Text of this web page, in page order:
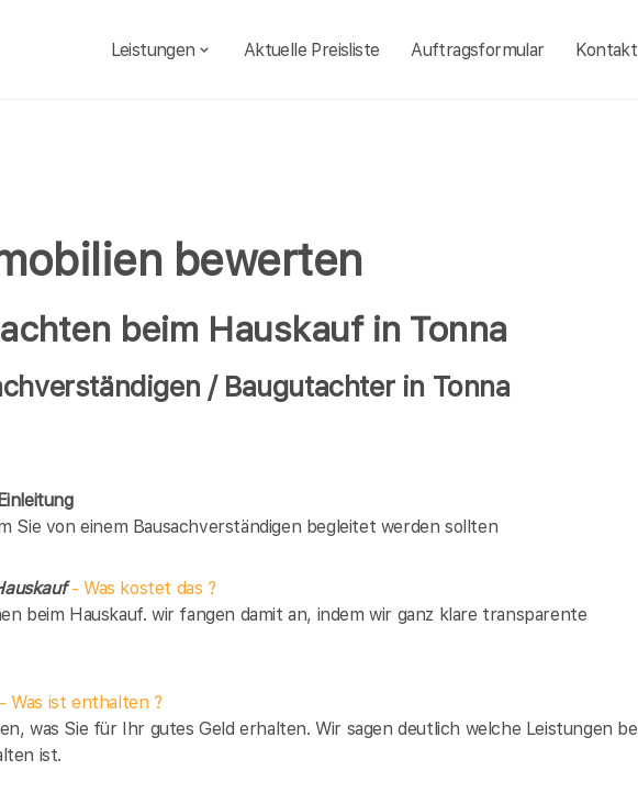
Leistungen Aktuelle Preisliste Auftragsformular
bewerten
beim Hauskauf in Tonna
/ Baugutachter in Tonna
Sie von einem Bausachverständigen begleitet werden sollten
- Was kostet das ?
beim Hauskauf. wir fangen damit an, indem wir ganz klare transparente
Was ist enthalten ?
was Sie für Ihr gutes Geld erhalten. Wir sagen deutlich welche Leistungen
ist.